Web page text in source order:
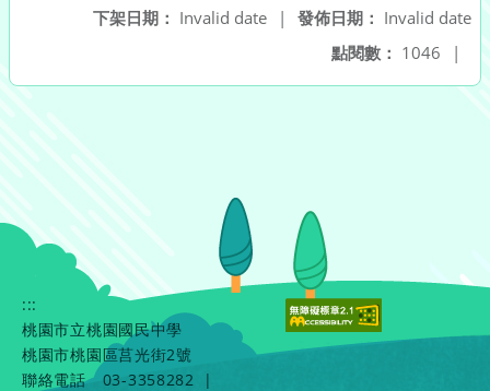
發佈日期： Invalid date
下架日期： Invalid date
|
點閱數： 1046 |
:::
桃園市立桃園國民中學
桃園市桃園區莒光街2號
聯絡電話
03-3358282
|